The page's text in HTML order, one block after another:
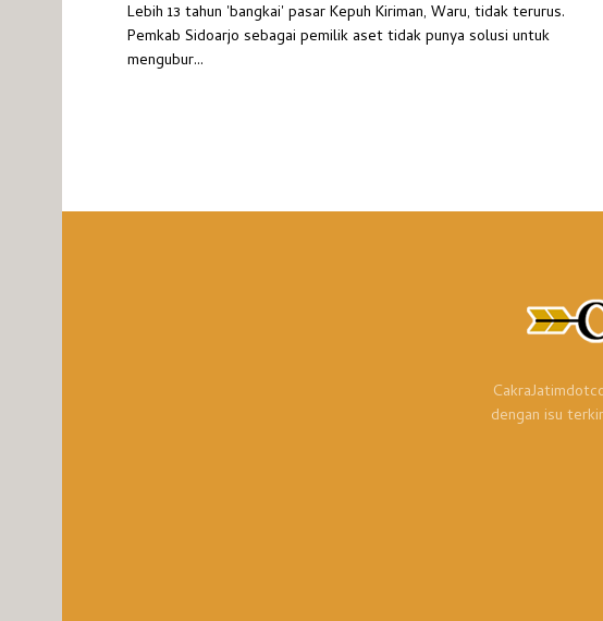
Lebih 13 tahun 'bangkai' pasar Kepuh Kiriman, Waru, tidak terurus.
Pemkab Sidoarjo sebagai pemilik aset tidak punya solusi untuk
mengubur...
dengan isu